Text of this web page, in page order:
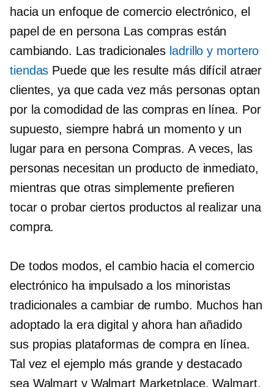
hacia un enfoque de comercio electrónico, el
papel deen persona Las compras están
cambiando. Las tradicionales ladrillo y mortero
tiendas Puede que les resulte más difícil atraer
clientes, ya que cada vez más personas optan
por la comodidad de las compras en línea. Por
supuesto, siempre habrá un momento y un
lugar para en personaCompras. A veces, las
personas necesitan un producto de inmediato,
mientras que otras simplemente prefieren
tocar o probar ciertos productos al realizar una
compra.
De todos modos, el cambio hacia el comercio
electrónico ha impulsado a los minoristas
tradicionales a cambiar de rumbo. Muchos han
adoptado la era digital y ahora han añadido
sus propias plataformas de compra en línea.
Tal vez el ejemplo más grande y destacado
sea Walmart y Walmart Marketplace. Walmart,